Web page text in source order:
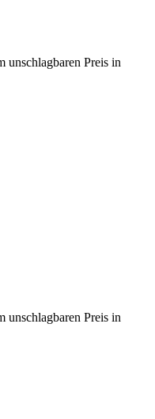
Preis in
Preis in